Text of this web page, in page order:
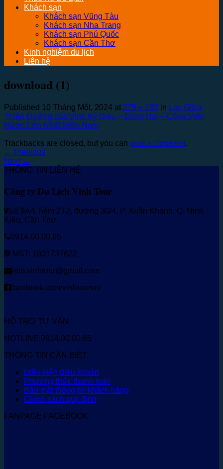
Khách sạn
Khách sạn Vũng Tàu
Khách sạn Nha Trang
Khách sạn Phú Quốc
Khách sạn Cần Thơ
Kinh nghiệm du lịch
Liên hệ
download (1)
Published 10 Tháng Một, 2024 at 275 × 183 in Lạc Giữa
Thiên Đường của Vịnh Kỳ Diệu – Đồng Nai – Công Viên
Nước Lớn Nhất Miền Nam
Trackbacks are closed, but you can post a comment.
← Previous
Next →
THÔNG TIN LIÊN HỆ
Công ty Du Lịch Vinh Tour
Số 9A4, hẻm 2T2, đường 30/4, P. Xuân Khánh, Q. Ninh
Kiều, Cần Thơ
0914.00.00.65
MST: 1801737622
info.vinhtour@gmail.com
facebook.com/vinhtourvn/
HỖ TRỢ TƯ VẤN
HOTLINE 0914.00.00.65
THÔNG TIN CẦN BIẾT
Điều kiện điều khoản
Phương thức thanh toán
Bảo mật thông tin khách hàng
Chính sách quy định
FANPAGE FACEBOOK